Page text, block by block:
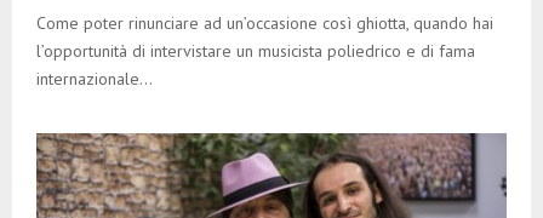
Come poter rinunciare ad un’occasione così ghiotta, quando hai
l’opportunità di intervistare un musicista poliedrico e di fama
internazionale...